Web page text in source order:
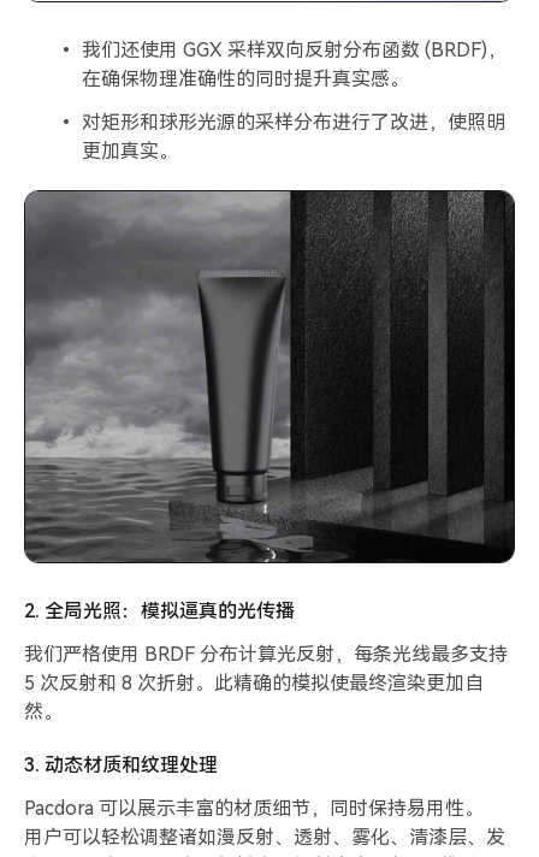
我们还使用 GGX 采样双向反射分布函数 (BRDF)，
在确保物理准确性的同时提升真实感。
对矩形和球形光源的采样分布进行了改进，使照明
更加真实。
2. 全局光照：模拟逼真的光传播
我们严格使用 BRDF 分布计算光反射，每条光线最多支持
5 次反射和 8 次折射。此精确的模拟使最终渲染更加自
然。
3. 动态材质和纹理处理
Pacdora 可以展示丰富的材质细节，同时保持易用性。
用户可以轻松调整诸如漫反射、透射、雾化、清漆层、发